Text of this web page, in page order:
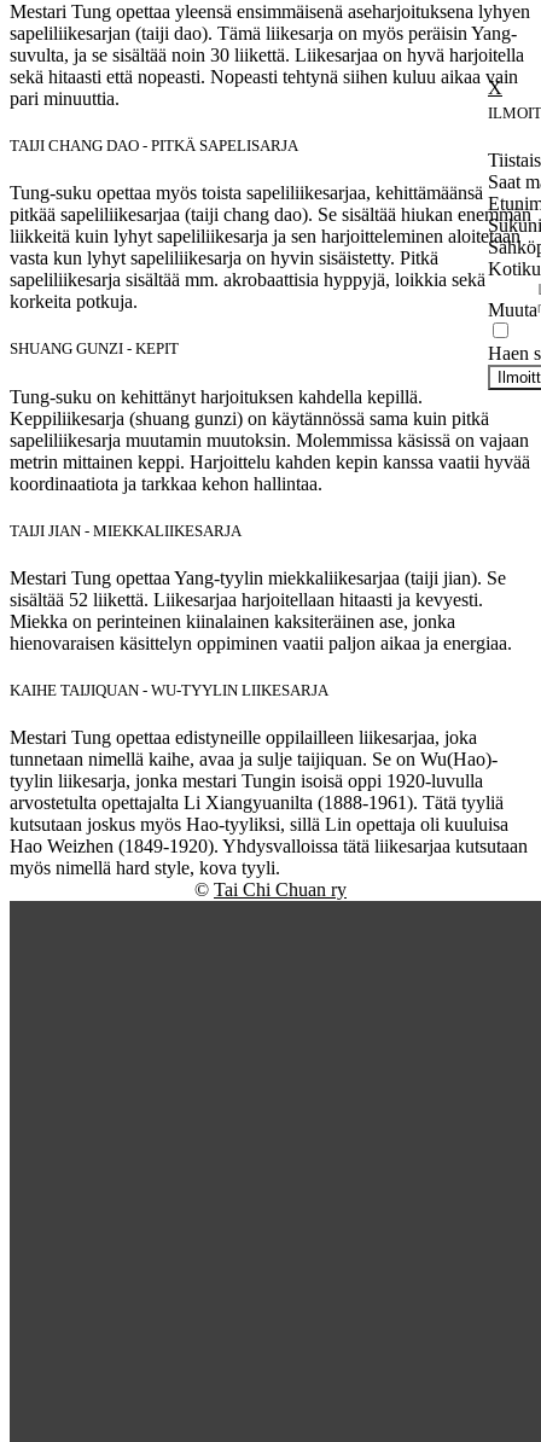
Mestari Tung opettaa yleensä ensimmäisenä aseharjoituksena lyhyen
sapeliliikesarjan (taiji dao). Tämä liikesarja on myös peräisin Yang-
suvulta, ja se sisältää noin 30 liikettä. Liikesarjaa on hyvä harjoitella
sekä hitaasti että nopeasti. Nopeasti tehtynä siihen kuluu aikaa vain
pari minuuttia.
TAIJI CHANG DAO - PITKÄ SAPELISARJA
Tung-suku opettaa myös toista sapeliliikesarjaa, kehittämäänsä
pitkää sapeliliikesarjaa (taiji chang dao). Se sisältää hiukan enemmän
liikkeitä kuin lyhyt sapeliliikesarja ja sen harjoitteleminen aloitetaan
vasta kun lyhyt sapeliliikesarja on hyvin sisäistetty. Pitkä
sapeliliikesarja sisältää mm. akrobaattisia hyppyjä, loikkia sekä
korkeita potkuja.
SHUANG GUNZI - KEPIT
Tung-suku on kehittänyt harjoituksen kahdella kepillä.
Keppiliikesarja (shuang gunzi) on käytännössä sama kuin pitkä
sapeliliikesarja muutamin muutoksin. Molemmissa käsissä on vajaan
metrin mittainen keppi. Harjoittelu kahden kepin kanssa vaatii hyvää
koordinaatiota ja tarkkaa kehon hallintaa.
TAIJI JIAN - MIEKKALIIKESARJA
Mestari Tung opettaa Yang-tyylin miekkaliikesarjaa (taiji jian). Se
sisältää 52 liikettä. Liikesarjaa harjoitellaan hitaasti ja kevyesti.
Miekka on perinteinen kiinalainen kaksiteräinen ase, jonka
hienovaraisen käsittelyn oppiminen vaatii paljon aikaa ja energiaa.
KAIHE TAIJIQUAN - WU-TYYLIN LIIKESARJA
Mestari Tung opettaa edistyneille oppilailleen liikesarjaa, joka
tunnetaan nimellä kaihe, avaa ja sulje taijiquan. Se on Wu(Hao)-
tyylin liikesarja, jonka mestari Tungin isoisä oppi 1920-luvulla
arvostetulta opettajalta Li Xiangyuanilta (1888-1961). Tätä tyyliä
kutsutaan joskus myös Hao-tyyliksi, sillä Lin opettaja oli kuuluisa
Hao Weizhen (1849-1920). Yhdysvalloissa tätä liikesarjaa kutsutaan
myös nimellä hard style, kova tyyli.
© Tai Chi Chuan ry
Saat
Muuta
Haen